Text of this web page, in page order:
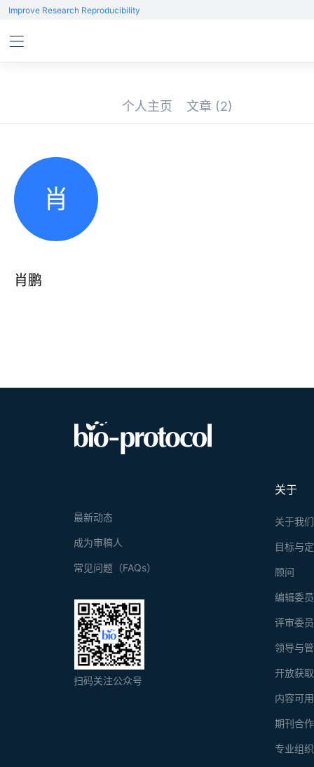
Improve Research Reproducibility
个人主页 文章 (2)
肖
肖鹏
关于
关于我们
目标与
顾问
编辑委
评审委
领导与
开放获
内容可
期刊合
专业组
最新动态
成为审稿人
常见问题（FAQs）
扫码关注公众号